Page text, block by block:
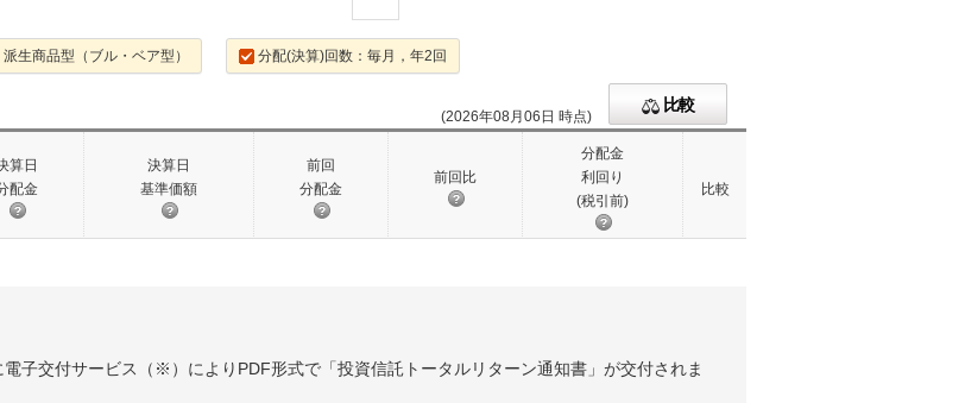
生商品型（ブル・ベア型） 分配(決算)回数：毎月，年2回
比較
(2026年08月06日 時点)
算日
配金
決算日
基準価額
前回
分配金
前回比
分配金
利回り
(税引前)
比較
子交付サービス（※）によりPDF形式で「投資信託トータルリターン通知書」が交付されま